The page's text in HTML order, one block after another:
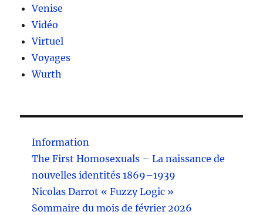
Venise
Vidéo
Virtuel
Voyages
Wurth
Information
The First Homosexuals – La naissance de
nouvelles identités 1869–1939
Nicolas Darrot « Fuzzy Logic »
Sommaire du mois de février 2026